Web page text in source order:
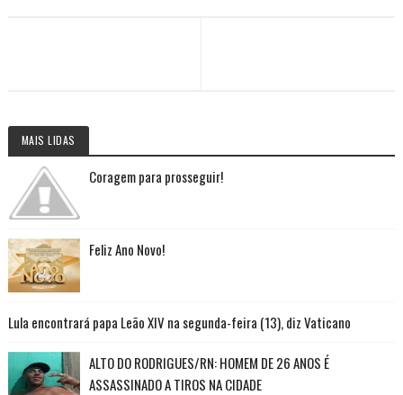
MAIS LIDAS
Coragem para prosseguir!
Feliz Ano Novo!
Lula encontrará papa Leão XIV na segunda-feira (13), diz Vaticano
ALTO DO RODRIGUES/RN: HOMEM DE 26 ANOS É
ASSASSINADO A TIROS NA CIDADE